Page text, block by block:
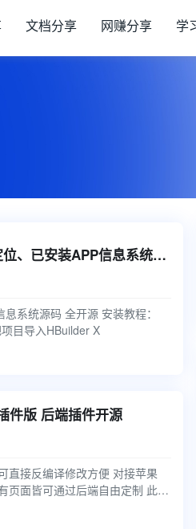
文档分享 网赚分享 学
【YM0890】最新双端获取TXL、相册、短信、定位、已安装APP信息系统源码 全开源
系统源码 全开源 安装教程：
目导入HBuilder X
件版 后端插件开源
直接反编译修改方便 对接苹果
页面皆可通过后端自由定制 此版